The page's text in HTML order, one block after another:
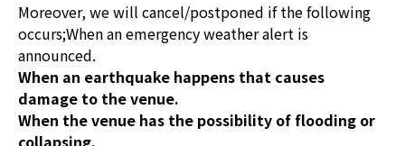
Moreover, we will cancel/postponed if the following
occurs;When an emergency weather alert is
announced.
When an earthquake happens that causes
damage to the venue.
When the venue has the possibility of flooding or
collapsing.